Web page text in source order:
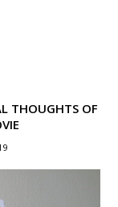
THOUGHTS OF